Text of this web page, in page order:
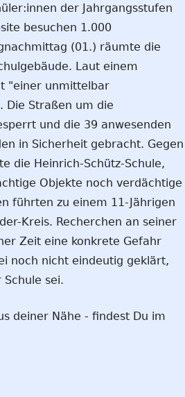
der Jahrgangsstufen
besuchen 1.000
(01.) räumte die
Laut einem
"einer unmittelbar
Die Straßen um die
und die 39 anwesenden
in Sicherheit gebracht. Gegen
die Heinrich-Schütz-Schule,
Objekte noch verdächtige
führten zu einem 11-Jährigen
Kreis. Recherchen an seiner
Zeit eine konkrete Gefahr
noch nicht eindeutig geklärt,
sei.
deiner Nähe - findest Du im